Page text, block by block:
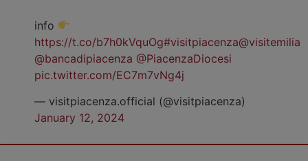
info
https://t.co/b7h0kVquOg#visitpiacenza@visitemilia
@bancadipiacenza @PiacenzaDiocesi
pic.twitter.com/EC7m7vNg4j
— visitpiacenza.official (@visitpiacenza)
January 12, 2024